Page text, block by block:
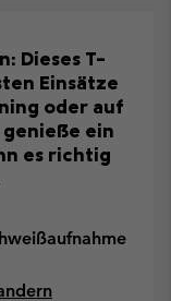
Dieses T-
Einsätze
oder auf
ein
es richtig